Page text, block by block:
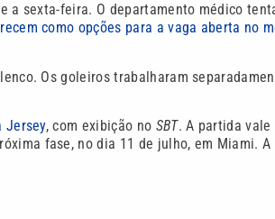
a sexta-feira. O departamento médico
como opções para a vaga aberta no
Os goleiros trabalharam
Jersey, com exibição no SBT. A partida vale
fase, no dia 11 de julho, em Miami. A